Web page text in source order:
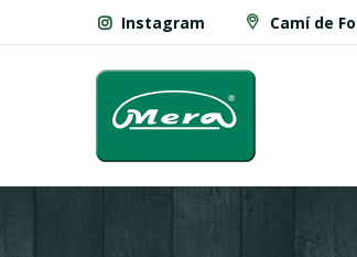
Instagram Camí de